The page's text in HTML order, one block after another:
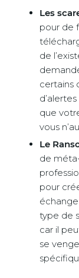
Les
pour de
de
certains
que
vous
Le
de
pour
type de
car il
se